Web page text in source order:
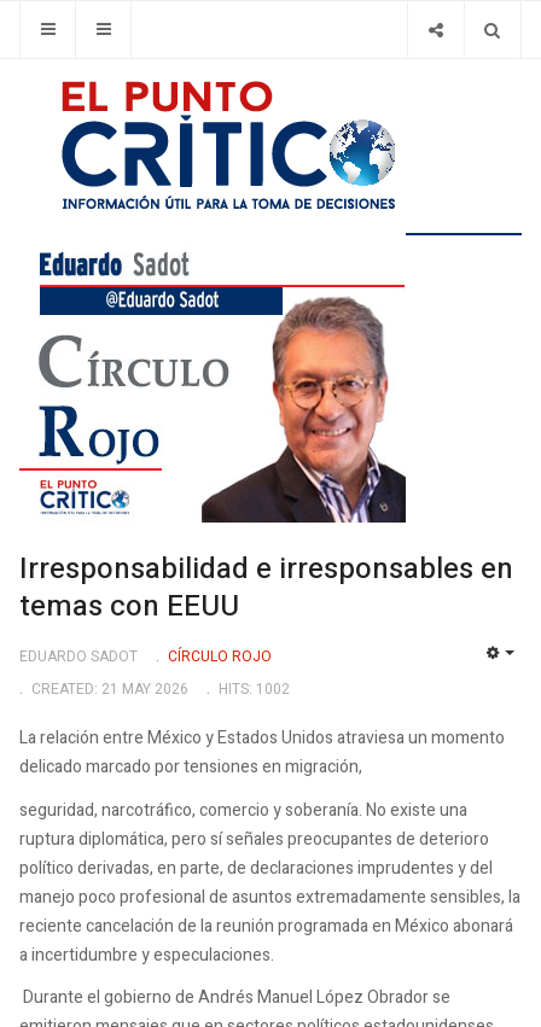
Irresponsabilidad e irresponsables en
temas con EEUU
EDUARDO SADOT
CÍRCULO ROJO
CREATED: 21 MAY 2026
HITS: 1002
La relación entre México y Estados Unidos atraviesa un momento
delicado marcado por tensiones en migración,
seguridad, narcotráfico, comercio y soberanía. No existe una
ruptura diplomática, pero sí señales preocupantes de deterioro
político derivadas, en parte, de declaraciones imprudentes y del
manejo poco profesional de asuntos extremadamente sensibles, la
reciente cancelación de la reunión programada en México abonará
a incertidumbre y especulaciones.
Durante el gobierno de Andrés Manuel López Obrador se